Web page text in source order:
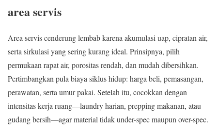
area servis
Area servis cenderung lembab karena akumulasi uap, cipratan air,
serta sirkulasi yang sering kurang ideal. Prinsipnya, pilih
permukaan rapat air, porositas rendah, dan mudah dibersihkan.
Pertimbangkan pula biaya siklus hidup: harga beli, pemasangan,
perawatan, serta umur pakai. Setelah itu, cocokkan dengan
intensitas kerja ruang—laundry harian, prepping makanan, atau
gudang bersih—agar material tidak under-spec maupun over-spec.